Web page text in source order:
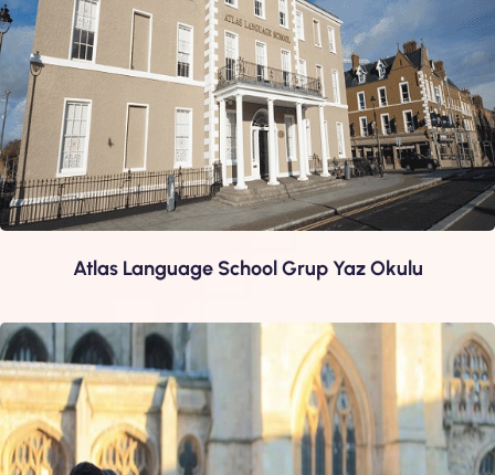
Atlas Language School Grup Yaz Okulu